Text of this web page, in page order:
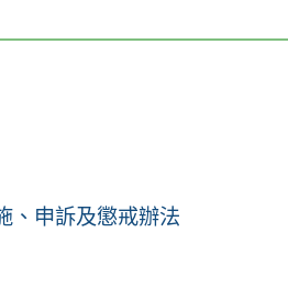
、申訴及懲戒辦法